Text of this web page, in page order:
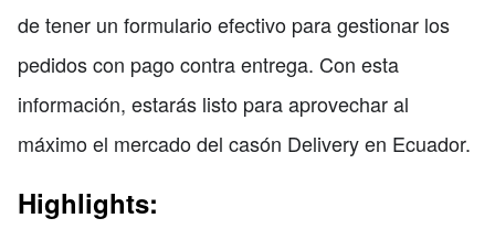
de tener un formulario efectivo para gestionar los
pedidos con pago contra entrega. Con esta
información, estarás listo para aprovechar al
máximo el mercado del casón Delivery en Ecuador.
Highlights: